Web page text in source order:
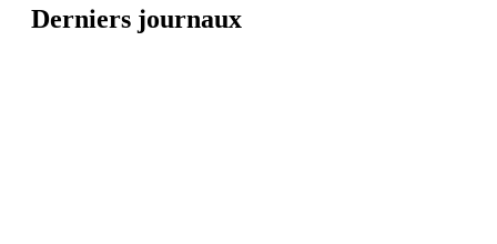
Derniers journaux